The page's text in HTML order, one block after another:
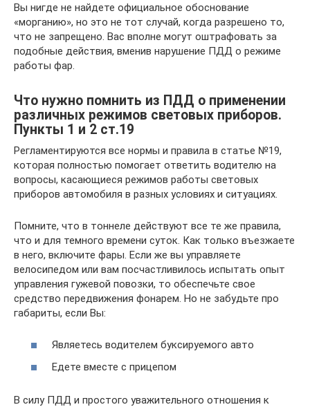
Вы нигде не найдете официальное обоснование
«морганию», но это не тот случай, когда разрешено то,
что не запрещено. Вас вполне могут оштрафовать за
подобные действия, вменив нарушение ПДД о режиме
работы фар.
Что нужно помнить из ПДД о применении
различных режимов световых приборов.
Пункты 1 и 2 ст.19
Регламентируются все нормы и правила в статье №19,
которая полностью помогает ответить водителю на
вопросы, касающиеся режимов работы световых
приборов автомобиля в разных условиях и ситуациях.
Помните, что в тоннеле действуют все те же правила,
что и для темного времени суток. Как только въезжаете
в него, включите фары. Если же вы управляете
велосипедом или вам посчастливилось испытать опыт
управления гужевой повозки, то обеспечьте свое
средство передвижения фонарем. Но не забудьте про
габариты, если Вы:
Являетесь водителем буксируемого авто
Едете вместе с прицепом
В силу ПДД и простого уважительного отношения к